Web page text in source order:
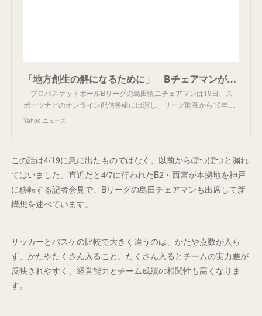
「地方創生の解になるために」 Bチェアマンが説く改革（朝日新聞デジタル） - Yahoo!ニュース
プロバスケットボールBリーグの島田慎二チェアマンは19日、ス
ポーツナビのオンライン配信番組に出演し、リーグ開幕から10年…
Yahoo!ニュース
この話は4/19に急に出たものではなく、以前からぽつぽつと漏れ
てはいました。直近だと4/7に行われたB2・西宮が本拠地を神戸
に移転する記者会見で、Bリーグの島田チェアマンも出席して新
構想を述べています。
サッカーとバスケの比較で大きく違うのは、かたや点数が入ら
ず、かたやたくさん入ること。たくさん入るとチームの実力差が
反映されやすく、経営能力とチーム成績の相関性も高くなりま
す。